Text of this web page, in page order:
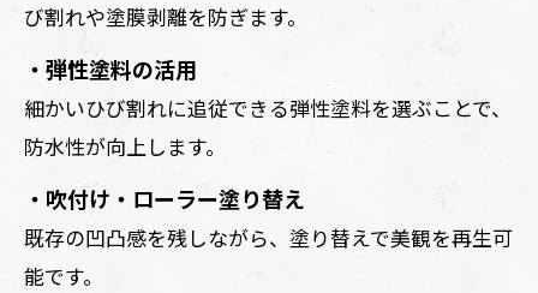
び割れや塗膜剥離を防ぎます。
・弾性塗料の活用
細かいひび割れに追従できる弾性塗料を選ぶことで、
防水性が向上します。
・吹付け・ローラー塗り替え
既存の凹凸感を残しながら、塗り替えで美観を再生可
能です。